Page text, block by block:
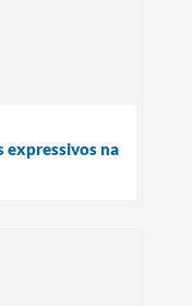
expressivos na